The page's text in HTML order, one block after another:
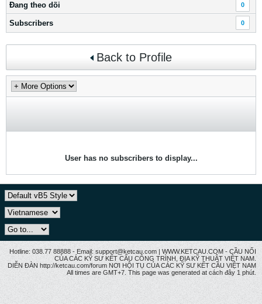
Ðang theo dõi 0
Subscribers 0
Back to Profile
User has no subscribers to display...
Hotline: 038.77 88888 - Email: support@ketcau.com | WWW.KETCAU.COM - CẦU NỐI
CỦA CÁC KỸ SƯ KẾT CẤU CÔNG TRÌNH, ĐỊA KỸ THUẬT VIỆT NAM.
DIỄN ĐÀN http://ketcau.com/forum NƠI HỘI TỤ CỦA CÁC KỸ SƯ KẾT CÂU VIỆT NAM
All times are GMT+7. This page was generated at cách đây 1 phút.